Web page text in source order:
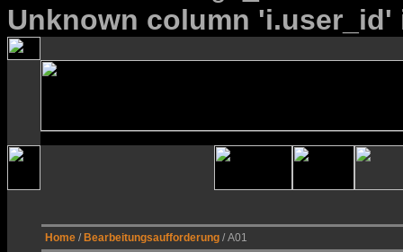
Unknown column
Home / Bearbeitungsaufforderung / A01